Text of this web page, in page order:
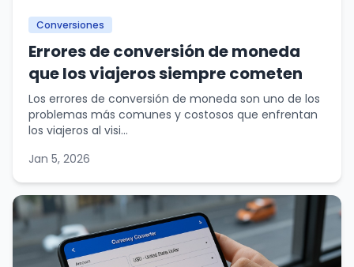
Conversiones
Errores de conversión de moneda
que los viajeros siempre cometen
Los errores de conversión de moneda son uno de los
problemas más comunes y costosos que enfrentan
los viajeros al visi...
Jan 5, 2026